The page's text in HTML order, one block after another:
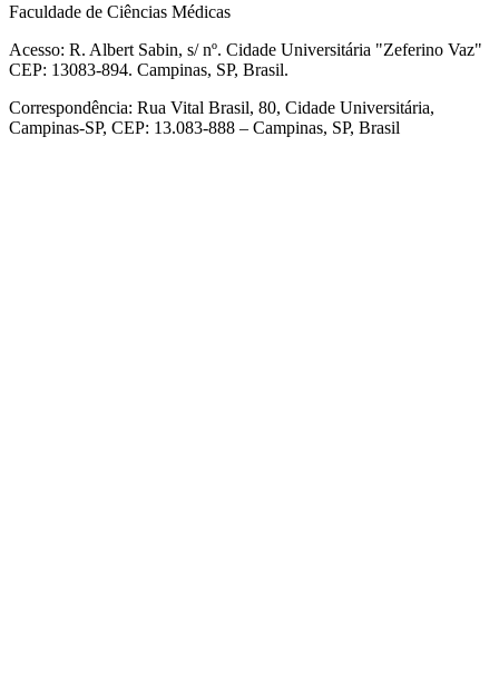
Faculdade de Ciências Médicas
Acesso: R. Albert Sabin, s/ nº. Cidade Universitária "Zeferino Vaz"
CEP: 13083-894. Campinas, SP, Brasil.
Correspondência: Rua Vital Brasil, 80, Cidade Universitária,
Campinas-SP, CEP: 13.083-888 – Campinas, SP, Brasil